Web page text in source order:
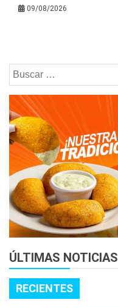
09/08/2026
Buscar:
ÚLTIMAS NOTICIAS
RECIENTES